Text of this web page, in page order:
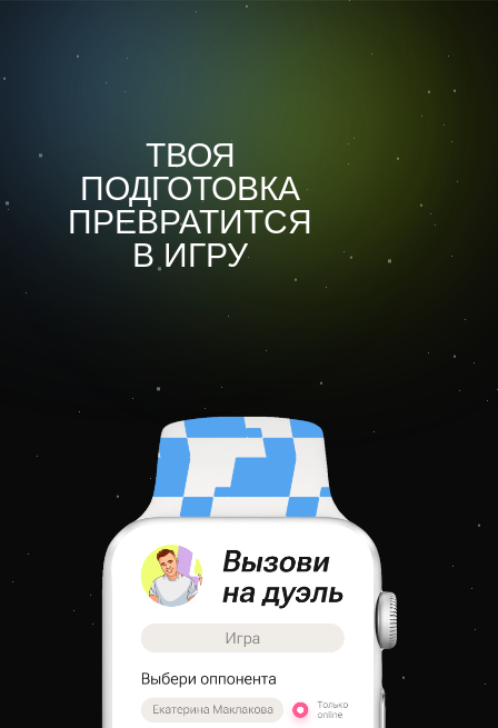
ТВОЯ
ПОДГОТОВКА
ПРЕВРАТИТСЯ
В ИГРУ